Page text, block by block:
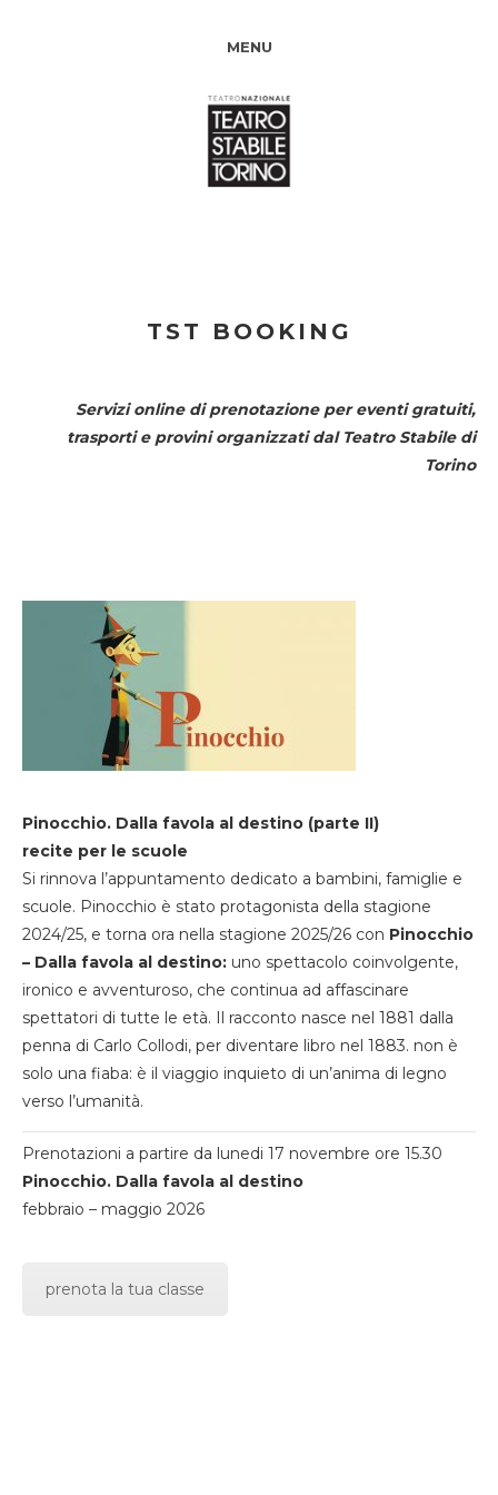
MENU
TST BOOKING
Servizi online di prenotazione per eventi gratuiti,
trasporti e provini organizzati dal Teatro Stabile di
Torino
Pinocchio. Dalla favola al destino (parte II)
recite per le scuole
Si rinnova l’appuntamento dedicato a bambini, famiglie e
scuole. Pinocchio è stato protagonista della stagione
2024/25, e torna ora nella stagione 2025/26 con Pinocchio
– Dalla favola al destino: uno spettacolo coinvolgente,
ironico e avventuroso, che continua ad affascinare
spettatori di tutte le età. Il racconto nasce nel 1881 dalla
penna di Carlo Collodi, per diventare libro nel 1883. non è
solo una fiaba: è il viaggio inquieto di un’anima di legno
verso l’umanità.
Prenotazioni a partire da lunedi 17 novembre ore 15.30
Pinocchio. Dalla favola al destino
febbraio – maggio 2026
prenota la tua classe